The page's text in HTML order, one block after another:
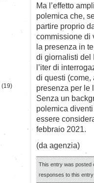
Ma l’effetto
polemica che,
partire proprio
commissione di
la presenza in
di giornalisti del
l’iter di
di questi (come,
presenza per le
Senza un
polemica
essere
febbraio 2021.
(da agenzia)
This entry was posted
responses to this
(19)